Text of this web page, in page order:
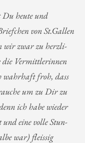
heute und
von St.Gallen
wir zwar zu herzli-
die Vermittlerinnen
wahrhaft froh, dass
um zu Dir zu
ich habe wieder
und eine volle Stun-
war) fleissig